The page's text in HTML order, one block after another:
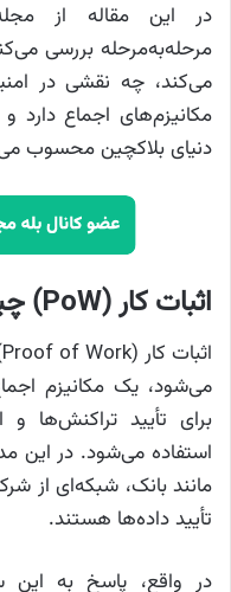
در این مقاله از
مرحله‌به‌مرحله بررسی
می‌کند، چه نقشی در
مکانیزم‌های اجماع دارد
دنیای بلاکچین محسوب
اثبات کار (PoW) چیست؟
می‌شود، یک مکانیزم
برای تأیید تراکنش‌ها
استفاده می‌شود. در این
مانند بانک، شبکه‌ای از
تأیید داده‌ها هستند.